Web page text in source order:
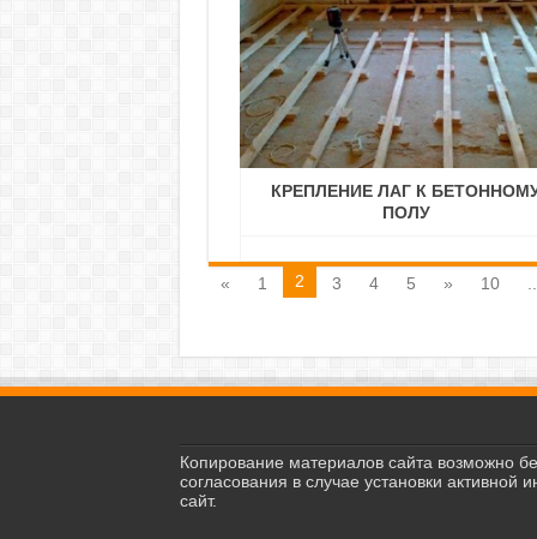
КРЕПЛЕНИЕ ЛАГ К
ПОЛУ
« 1 2 3 4 5 » 10
Копирование материалов сайта возможно
согласования в случае установки активной
сайт.